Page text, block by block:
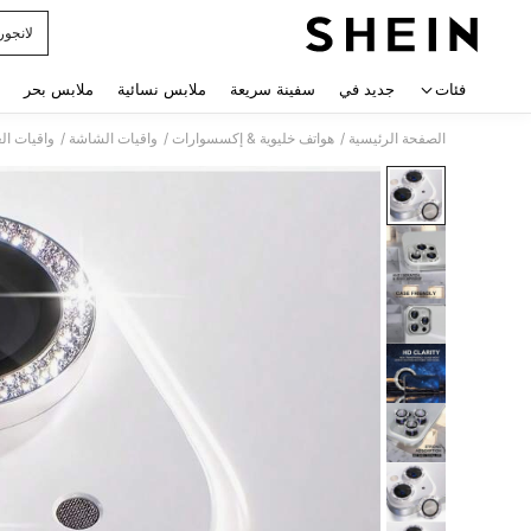
فئات جديد في سفينة سريعة ملابس نسائية ملابس بحر
الصفحة الرئيسية / هواتف خليوية & إكسسوارات / واقيات الشاشة / واقيات